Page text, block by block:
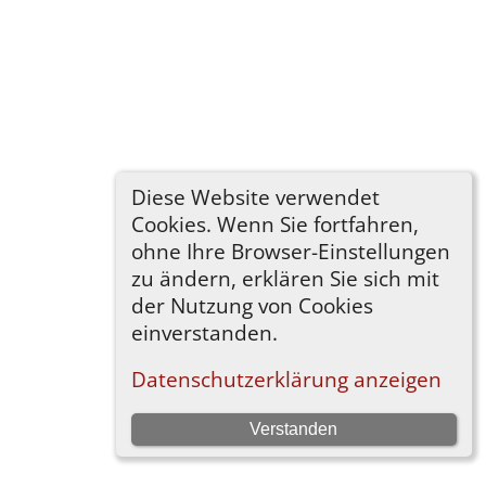
Diese Website verwendet
Cookies. Wenn Sie fortfahren,
ohne Ihre Browser-Einstellungen
zu ändern, erklären Sie sich mit
der Nutzung von Cookies
einverstanden.
Datenschutzerklärung anzeigen
Verstanden